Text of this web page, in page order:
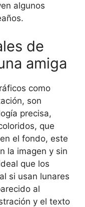
algunos
de
amiga
como
son
precisa,
que
el fondo, este
la imagen y sin
que los
si usan lunares
al
y el texto